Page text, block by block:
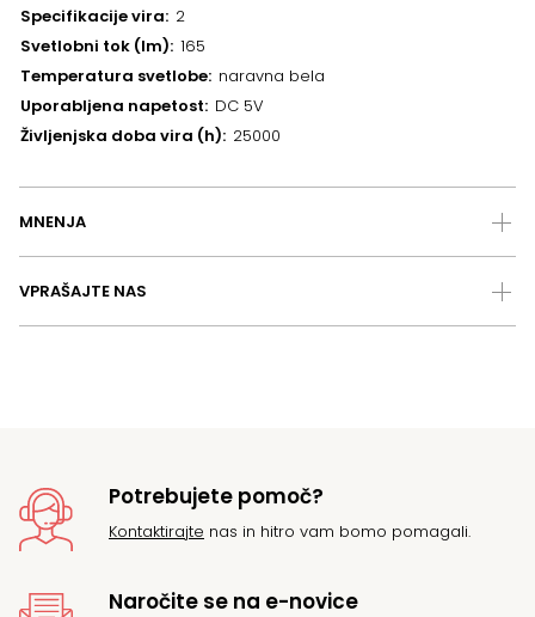
Specifikacije vira 2
Svetlobni tok (lm) 165
Temperatura svetlobe naravna bela
Uporabljena napetost DC 5V
Življenjska doba vira (h) 25000
MNENJA
VPRAŠAJTE NAS
Potrebujete pomoč?
Kontaktirajte nas in hitro vam bomo pomagali.
Naročite se na e-novice